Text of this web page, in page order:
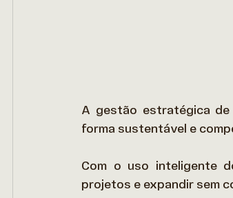
A gestão estratégica
forma sustentável e
Com o uso inteligente
projetos e expandir sem